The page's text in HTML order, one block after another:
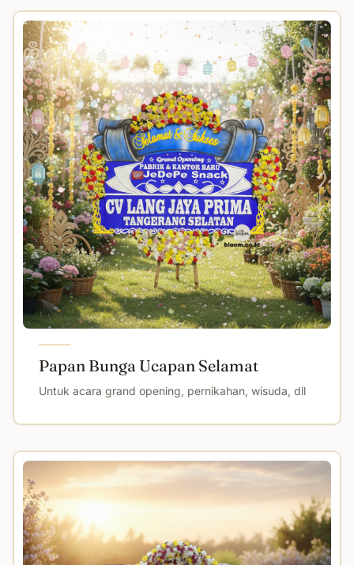
Papan Bunga Ucapan Selamat
Untuk acara grand opening, pernikahan, wisuda, dll